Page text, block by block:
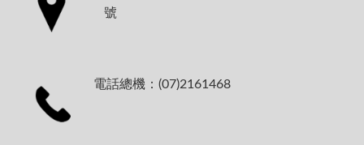
號
電話總機：(07)2161468